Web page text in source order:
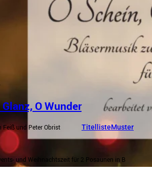
O Wunder
Feiß und Peter Obrist TitellisteMuster
und Weihnachtszeit für 2 Posaunen in B